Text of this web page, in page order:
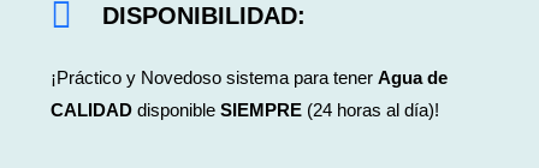
DISPONIBILIDAD:
¡Práctico y Novedoso sistema para tenerAgua de
CALIDAD disponibleSIEMPRE (24 horas al día)!